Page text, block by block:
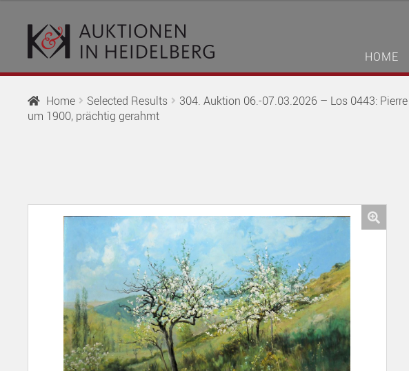
to
navigation
to
content
HOME
Home Selected Results
304. Auktion 06.-07.03.2026 – Los 0443:
um 1900, prächtig gerahmt